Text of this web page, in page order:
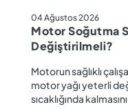
04 Ağustos 2026
Motor Soğutma
Değiştirilmeli?
Motorun sağlıklı
motor yağı yeterli
sıcaklığında